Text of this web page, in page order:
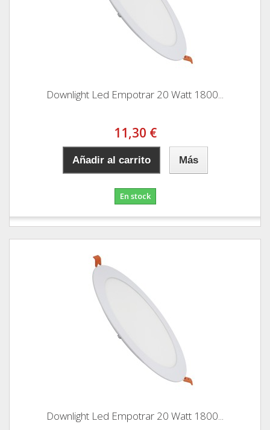
Downlight Led Empotrar 20 Watt 1800...
11,30 €
Añadir al carrito Más
En stock
Downlight Led Empotrar 20 Watt 1800...